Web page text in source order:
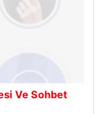
Ve Sohbet